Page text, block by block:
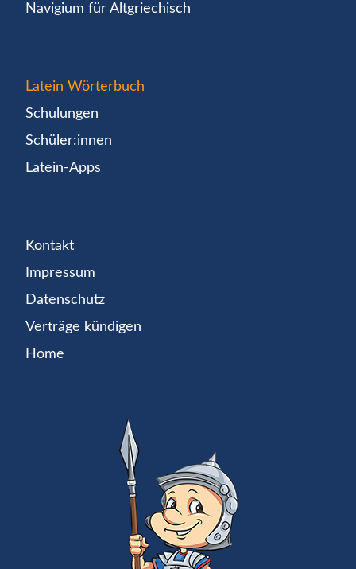
Navigium für Altgriechisch
Latein Wörterbuch
Schulungen
Schüler:innen
Latein-Apps
Kontakt
Impressum
Datenschutz
Verträge kündigen
Home